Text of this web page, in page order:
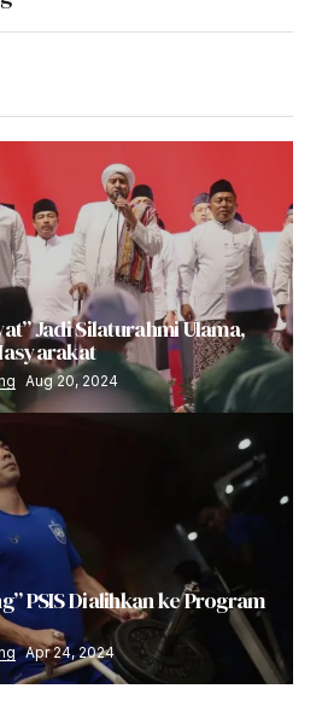
Jadi Silaturahmi Ulama,
Aug 20, 2024
PSIS Dialihkan ke Program
Apr 24, 2024